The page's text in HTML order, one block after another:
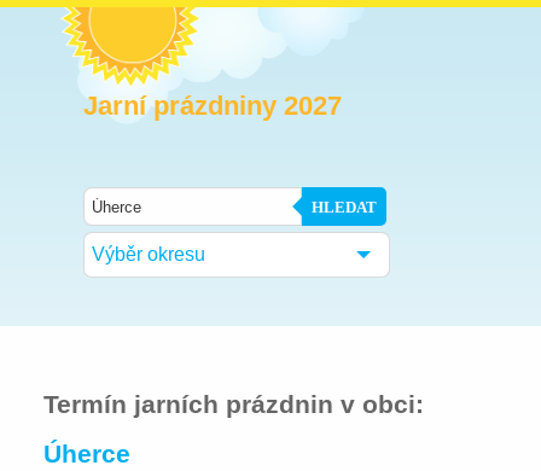
Jarní prázdniny 2027
HLEDAT
Výběr okresu
Termín jarních prázdnin v obci:
Úherce